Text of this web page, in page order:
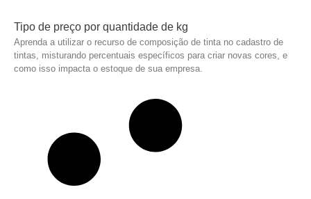
Tipo de preço por quantidade de kg
Aprenda a utilizar o recurso de composição de tinta no cadastro de
tintas, misturando percentuais específicos para criar novas cores, e
como isso impacta o estoque de sua empresa.